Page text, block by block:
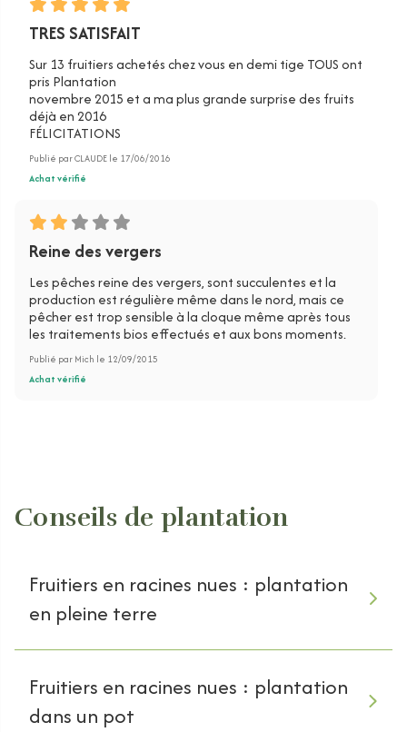
TRES SATISFAIT
Sur 13 fruitiers achetés chez vous en demi tige TOUS ont
pris Plantation
novembre 2015 et a ma plus grande surprise des fruits
déjà en 2016
FÉLICITATIONS
Publié par CLAUDE le 17/06/2016
Achat vérifié
Reine des vergers
Les pêches reine des vergers, sont succulentes et la
production est régulière même dans le nord, mais ce
pêcher est trop sensible à la cloque même après tous
les traitements bios effectués et aux bons moments.
Publié par Mich le 12/09/2015
Achat vérifié
Conseils de plantation
Fruitiers en racines nues : plantation
en pleine terre
Fruitiers en racines nues : plantation
dans un pot